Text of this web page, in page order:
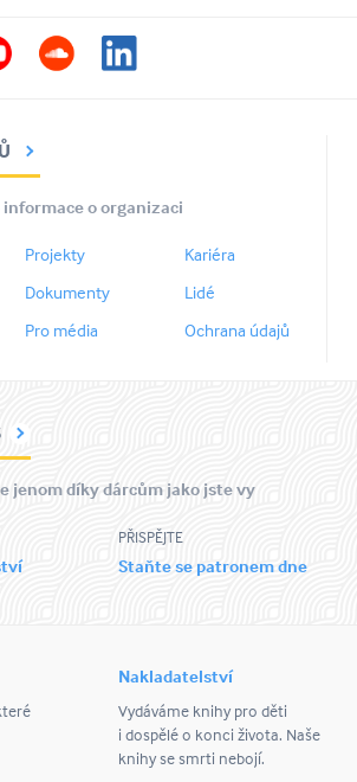
o organizaci
Projekty
Dokumenty
Pro média
Kariéra
Lidé
Ochrana údajů
jenom díky dárcům jako jste vy
PŘISPĚJTE
Staňte se patronem dne
Nakladatelství
Vydáváme knihy pro děti
i dospělé o konci života. Naše
knihy se smrti nebojí.